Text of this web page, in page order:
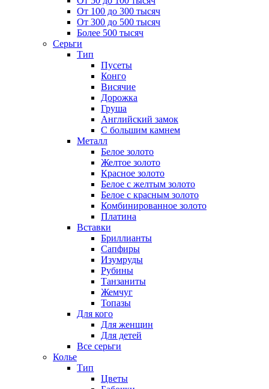
От 100 до 300 тысяч
От 300 до 500 тысяч
Более 500 тысяч
Серьги
Тип
Пусеты
Конго
Висячие
Дорожка
Груша
Английский замок
С большим камнем
Металл
Белое золото
Желтое золото
Красное золото
Белое с желтым золото
Белое с красным золото
Комбинированное золото
Платина
Вставки
Бриллианты
Сапфиры
Изумруды
Рубины
Танзаниты
Жемчуг
Топазы
Для кого
Для женщин
Для детей
Все серьги
Колье
Тип
Цветы